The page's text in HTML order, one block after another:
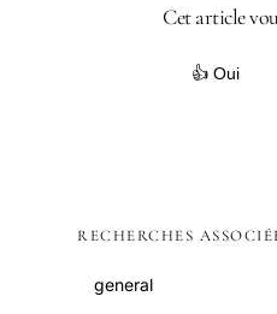
Cet article
👍 Oui
RECHERCHES
general